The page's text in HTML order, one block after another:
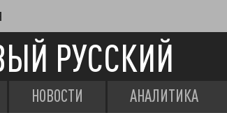
РУССКИЙ
НОВОСТИ АНАЛИТИКА